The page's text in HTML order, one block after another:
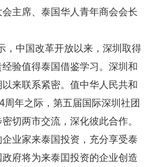
主席、泰国华人青年商会会长
，中国改革开放以来，深圳取得
验值得泰国借鉴学习。深圳和
来联系紧密。值中华人民共和
周年之际，第五届国际深圳社团
切两市交流，深化彼此合作。
业家来泰国投资，充分享受泰
府将为来泰囯投资的企业创造